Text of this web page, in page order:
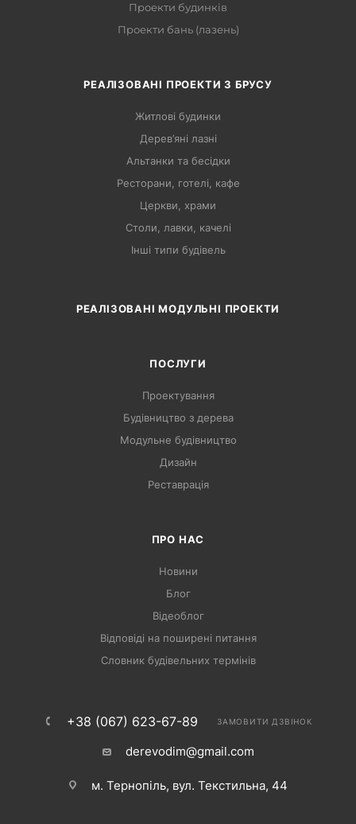
Проекти будинків
Проекти бань (лазень)
РЕАЛІЗОВАНІ ПРОЕКТИ З БРУСУ
Житлові будинки
Дерев’яні лазні
Альтанки та бесідки
Ресторани, готелі, кафе
Церкви, храми
Столи, лавки, качелі
Інші типи будівель
РЕАЛІЗОВАНІ МОДУЛЬНІ ПРОЕКТИ
ПОСЛУГИ
Проектування
Будівництво з дерева
Модульне будівництво
Дизайн
Реставрація
ПРО НАС
Новини
Блог
Відеоблог
Відповіді на поширені питання
Словник будівельних термінів
+38 (067) 623-67-89 ЗАМОВИТИ ДЗВІНОК
derevodim@gmail.com
м. Тернопіль, вул. Текстильна, 44